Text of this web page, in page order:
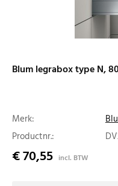
Blum legrabox type N,
Merk:
Productnr.:
€ 70,55 incl. BTW